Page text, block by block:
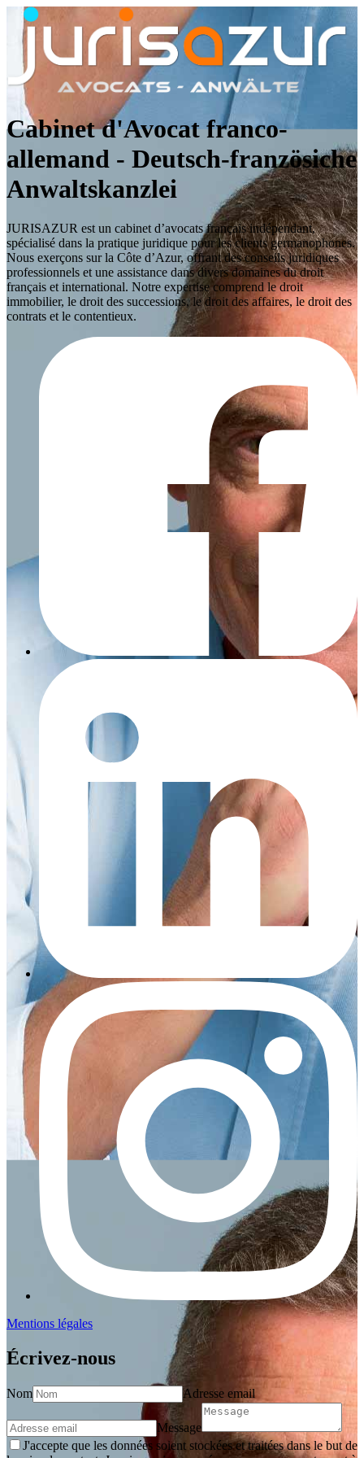
Cabinet d'Avocat franco-
allemand - Deutsch-französiche
Anwaltskanzlei
JURISAZUR est un cabinet d’avocats français indépendant,
spécialisé dans la pratique juridique pour les clients germanophones.
Nous exerçons sur la Côte d’Azur, offrant des conseils juridiques
professionnels et une assistance dans divers domaines du droit
français et international. Notre expertise comprend le droit
immobilier, le droit des successions, le droit des affaires, le droit des
contrats et le contentieux.
Mentions légales
Écrivez-nous
Nom Adresse email
Message
J'accepte que les données soient stockées et traitées dans le but de